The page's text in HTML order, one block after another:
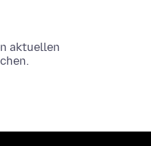
aktuellen